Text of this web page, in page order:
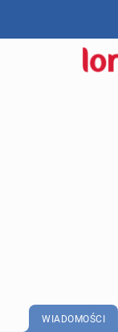
WIADOMOŚCI